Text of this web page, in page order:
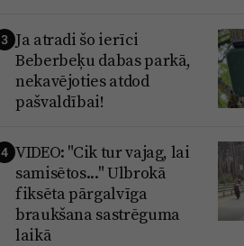
3 Ja atradi šo ierīci
Beberbeķu dabas parkā,
nekavējoties atdod
pašvaldībai!
4 VIDEO: "Cik tur vajag, lai
samisētos..." Ulbrokā
fiksēta pārgalvīga
braukšana sastrēguma
laikā